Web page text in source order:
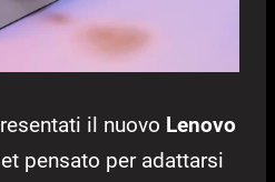
il nuovo Lenovo
pensato per adattarsi